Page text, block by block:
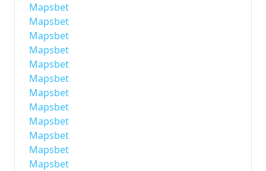
Mapsbet
Mapsbet
Mapsbet
Mapsbet
Mapsbet
Mapsbet
Mapsbet
Mapsbet
Mapsbet
Mapsbet
Mapsbet
Mapsbet